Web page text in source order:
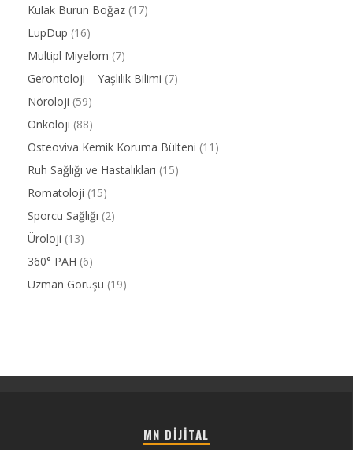
Kulak Burun Boğaz (17)
LupDup (16)
Multipl Miyelom (7)
Gerontoloji – Yaşlılık Bilimi (7)
Nöroloji (59)
Onkoloji (88)
Osteoviva Kemik Koruma Bülteni (11)
Ruh Sağlığı ve Hastalıkları (15)
Romatoloji (15)
Sporcu Sağlığı (2)
Üroloji (13)
360° PAH (6)
Uzman Görüşü (19)
MN DIJITAL